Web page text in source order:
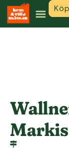
Markis